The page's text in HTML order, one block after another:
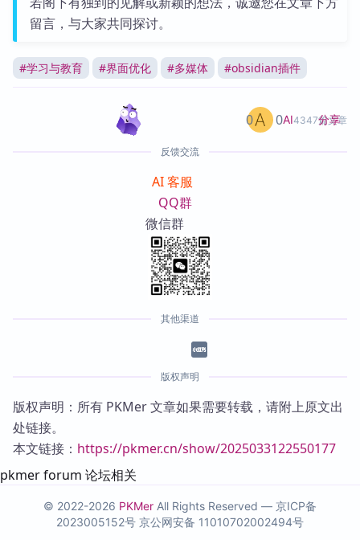
留言，与大家共同探讨。
#学习与教育 #界面优化 #多媒体 #obsidian插件
AI4347篇文章
0 0 分享
反馈交流
AI 客服
QQ群
微信群
其他渠道
版权声明
版权声明：所有 PKMer 文章如果需要转载，请附上原文出
处链接。
本文链接： https://pkmer.cn/show/2025033122550177
pkmer forum 论坛相关
© 2022-2026 PKMer All Rights Reserved — 京ICP备
2023005152号 京公网安备 11010702002494号